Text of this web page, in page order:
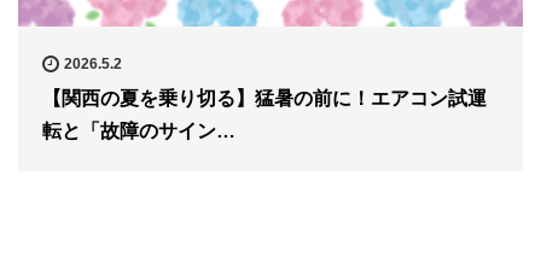
2026.5.2
【関西の夏を乗り切る】猛暑の前に！エアコン試運
転と「故障のサイン…